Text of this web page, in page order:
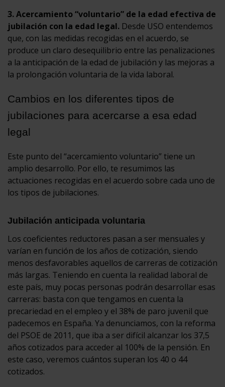
3. Acercamiento “voluntario” de la edad efectiva de
jubilación con la edad legal. Desde USO entendemos
que, con las medidas recogidas en el acuerdo, se
produce un claro desequilibrio entre las penalizaciones
a la anticipación de la edad de jubilación y las mejoras a
la prolongación voluntaria de la vida laboral.
Cambios en los diferentes tipos de
jubilaciones para acercarse a esa edad
legal
Este punto del “acercamiento voluntario” tiene un
amplio desarrollo. Por ello, te resumimos las
actuaciones recogidas en el acuerdo sobre cada uno de
los tipos de jubilaciones.
Jubilación anticipada voluntaria
Los coeficientes reductores pasan a ser mensuales y
varían en función de los años de cotización, siendo
menos desfavorables aquellos de carreras de cotización
más largas. Teniendo en cuenta la realidad laboral de
este país, muy pocas personas podrán desarrollar esas
carreras: basta con que tengamos en cuenta la
precariedad en el empleo y el 38% de paro juvenil que
padecemos en España. Ya denunciamos, con la reforma
del PSOE de 2011, que iba a ser difícil alcanzar los 37,5
años cotizados para acceder al 100% de la pensión. En
este caso, veremos cuántos superan los 40 o 44
cotizados.